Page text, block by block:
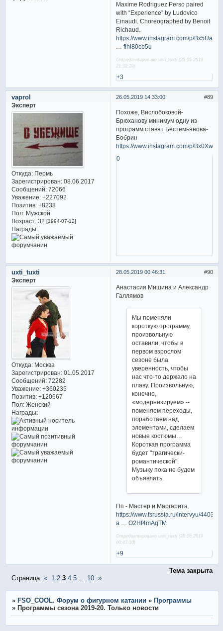
Maxime Rodriguez Perso paired
with “Experience” by Ludovico
Einaudi. Choreographed by Benoit
Richaud.
https://www.instagram.com/p/
… flhl80cb5u
Отредактировано uxti_tuxti (25.05.2019
21:32:20)
+3
89
26.05.2019 14:33:00
vaprol
Эксперт
Откуда:Пермь
Зарегистрирован: 08.06.2017
Сообщений:72066
Уважение: +227092
Позитив: +8238
Пол:Мужской
Возраст:32 [1994-07-12]
Награды:
Похоже, Вислобоковой-
Брюханову минимум одну из
программ ставят Бестемьянова-
Бобрин
https://www.instagram.com/p/
0
90
28.05.2019 00:46:31
uxti_tuxti
Эксперт
Откуда:Москва
Зарегистрирован: 01.05.2017
Сообщений:72282
Уважение: +360235
Позитив: +120667
Пол:Женский
Награды:
Анастасия Мишина и Александр
Галлямов
Мы поменяли
короткую программу,
произвольную
оставили, чтобы в
первом взрослом
сезоне была
уверенность, чтобы
нас что-то держало на
плаву. Произвольную,
конечно,
«модернизируем» --
поменяем переходы,
поработаем над
элементами, сделаем
новые костюмы…
Короткая программа
будет "трагически-
романтической".
Музыку пока не будем
объявлять.
Пп - Мастер и Маргарита.
https://www.fsrussia.ru/intervyu/4403-
a … O2Hf4mAqTM
Отредактировано uxti_tuxti (28.05.2019
00:47:10)
+9
Тема закрыта
Страница: « 1 2 3 4 5 … 10 »
» FSO_COOL. Форум о фигурном катании » Программы
» Программы сезона 2019-20. Только новости